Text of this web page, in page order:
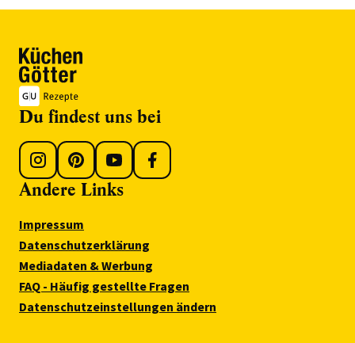
Du findest uns bei
Andere Links
Impressum
Datenschutzerklärung
Mediadaten & Werbung
FAQ - Häufig gestellte Fragen
Datenschutzeinstellungen ändern